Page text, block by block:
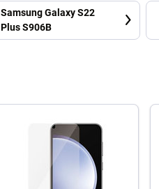
Samsung Galaxy S22
Plus S906B